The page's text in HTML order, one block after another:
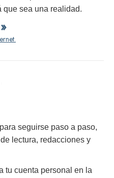
que sea una realidad.
seguirse paso a paso,
lectura, redacciones y
tu cuenta personal en la